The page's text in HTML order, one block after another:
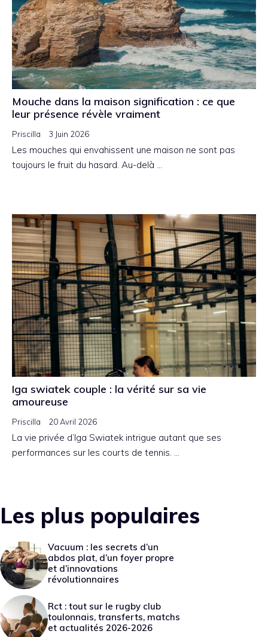
Mouche dans la maison signification : ce que
leur présence révèle vraiment
Priscilla 3 Juin 2026
Les mouches qui envahissent une maison ne sont pas
toujours le fruit du hasard. Au-delà …
Iga swiatek couple : la vérité sur sa vie
amoureuse
Priscilla 20 Avril 2026
La vie privée d’Iga Swiatek intrigue autant que ses
performances sur les courts de tennis. …
Les plus populaires
Vacuum : les secrets d’un
abdos plat, d’un foyer propre
et d’innovations
révolutionnaires
Rct : tout sur le rugby club
toulonnais, transferts, matchs
et actualités 2026-2026